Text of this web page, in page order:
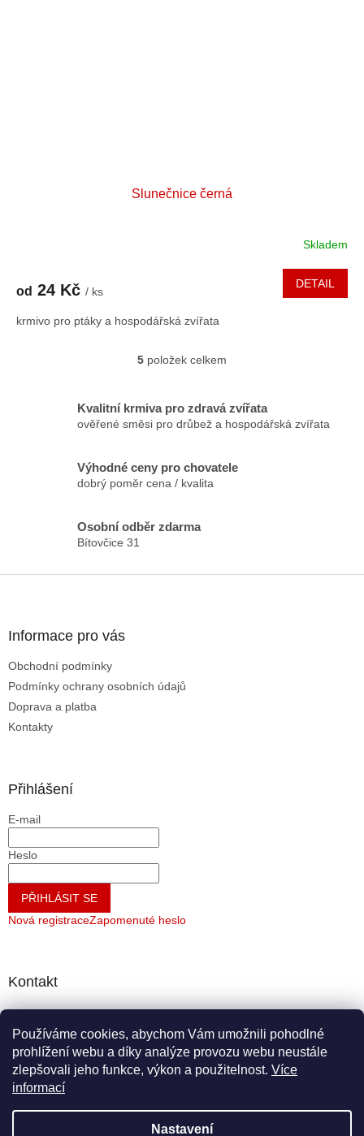
Používáme cookies, abychom Vám umožnili pohodlné
prohlížení webu a díky analýze provozu webu neustále
zlepšovali jeho funkce, výkon a použitelnost. Více
informací
Nastavení
Slunečnice černá
Skladem
od 24 Kč / ks
DETAIL
krmivo pro ptáky a hospodářská zvířata
O
á
d
í
p
k
5 položek celkem
Kvalitní krmiva pro zdravá zvířata
ověřené směsi pro drůbež a hospodářská zvířata
Výhodné ceny pro chovatele
dobrý poměr cena / kvalita
Osobní odběr zdarma
Bítovčice 31
Informace pro vás
Obchodní podmínky
Podmínky ochrany osobních údajů
Doprava a platba
Kontakty
Přihlášení
E-mail
Heslo
PŘIHLÁSIT SE
Nová registraceZapomenuté heslo
Kontakt
+420721743375
+420721743375